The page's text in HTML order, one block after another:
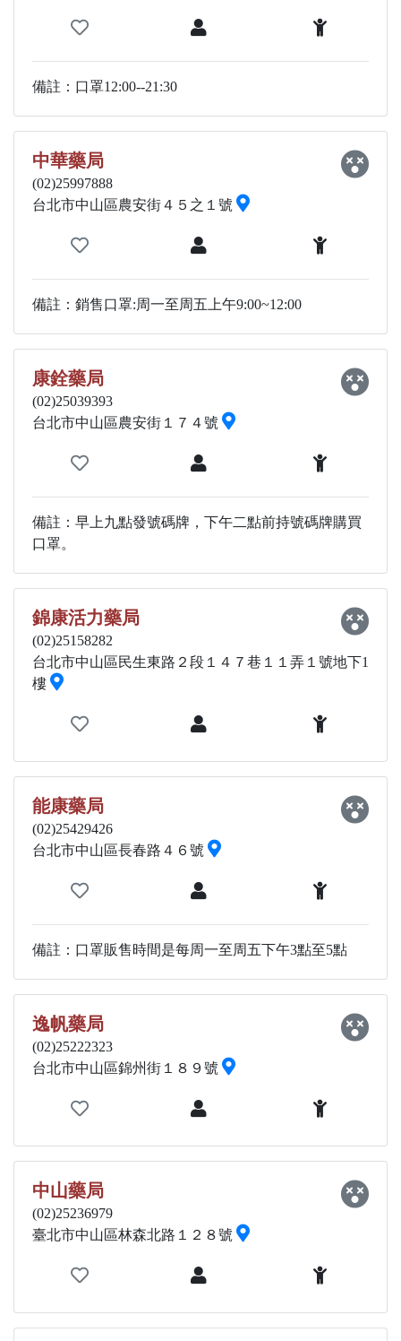
備註：口罩12:00--21:30
中華藥局
(02)25997888
台北市中山區農安街４５之１號
備註：銷售口罩:周一至周五上午9:00~12:00
康銓藥局
(02)25039393
台北市中山區農安街１７４號
備註：早上九點發號碼牌，下午二點前持號碼牌購買
口罩。
錦康活力藥局
(02)25158282
台北市中山區民生東路２段１４７巷１１弄１號地下1
樓
能康藥局
(02)25429426
台北市中山區長春路４６號
備註：口罩販售時間是每周一至周五下午3點至5點
逸帆藥局
(02)25222323
台北市中山區錦州街１８９號
中山藥局
(02)25236979
臺北市中山區林森北路１２８號